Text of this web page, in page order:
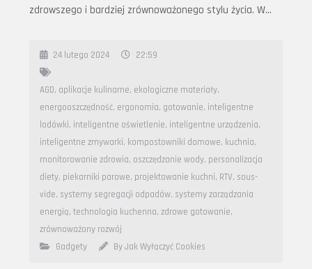
zdrowszego i bardziej zrównoważonego stylu życia. W…
24 lutego 2024 22:59
AGD, aplikacje kulinarne, ekologiczne materiały,
energooszczędność, ergonomia, gotowanie, inteligentne
lodówki, inteligentne oświetlenie, inteligentne urządzenia,
inteligentne zmywarki, kompostowniki domowe, kuchnia,
monitorowanie zdrowia, oszczędzanie wody, personalizacja
diety, piekarniki parowe, projektowanie kuchni, RTV, sous-
vide, systemy segregacji odpadów, systemy zarządzania
energią, technologia kuchenna, zdrowe gotowanie,
zrównoważony rozwój
Gadgety
By Jak Wyłączyć Cookies